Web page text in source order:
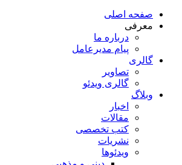
صفحه اصلی
معرفی
درباره ما
پیام مدیرعامل
گالری
تصاویر
گالری ویدئو
وبلاگ
اخبار
مقالات
کتب تخصصی
نشریات
ویدئوها